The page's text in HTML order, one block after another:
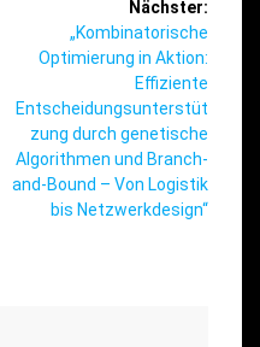
Nächster:
Nächster
Beitrag:
„Kombinatorische
Optimierung in Aktion:
Effiziente
Entscheidungsunterstüt
zung durch genetische
Algorithmen und Branch-
and-Bound – Von Logistik
bis Netzwerkdesign“